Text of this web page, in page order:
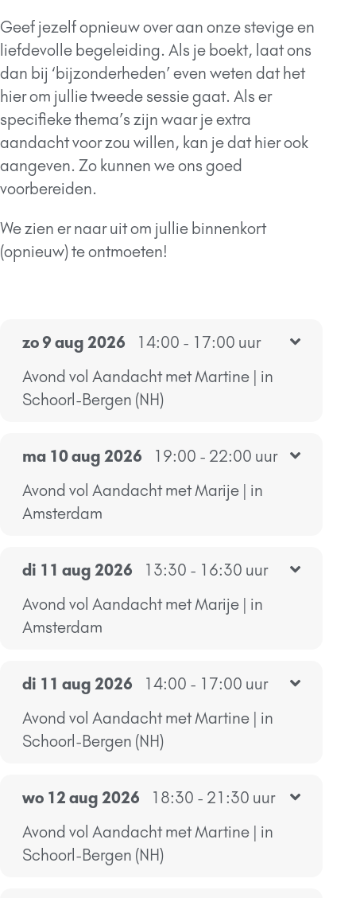
Geef jezelf opnieuw over aan onze stevige en
liefdevolle begeleiding. Als je boekt, laat ons
dan bij ‘bijzonderheden’ even weten dat het
hier om jullie tweede sessie gaat. Als er
specifieke thema’s zijn waar je extra
aandacht voor zou willen, kan je dat hier ook
aangeven. Zo kunnen we ons goed
voorbereiden.
We zien er naar uit om jullie binnenkort
(opnieuw) te ontmoeten!
zo 9 aug 2026
14:00 - 17:00 uur
Avond vol Aandacht met Martine | in
Schoorl-Bergen (NH)
ma 10 aug 2026
19:00 - 22:00 uur
Avond vol Aandacht met Marije | in
Amsterdam
di 11 aug 2026
13:30 - 16:30 uur
Avond vol Aandacht met Marije | in
Amsterdam
di 11 aug 2026
14:00 - 17:00 uur
Avond vol Aandacht met Martine | in
Schoorl-Bergen (NH)
wo 12 aug 2026
18:30 - 21:30 uur
Avond vol Aandacht met Martine | in
Schoorl-Bergen (NH)